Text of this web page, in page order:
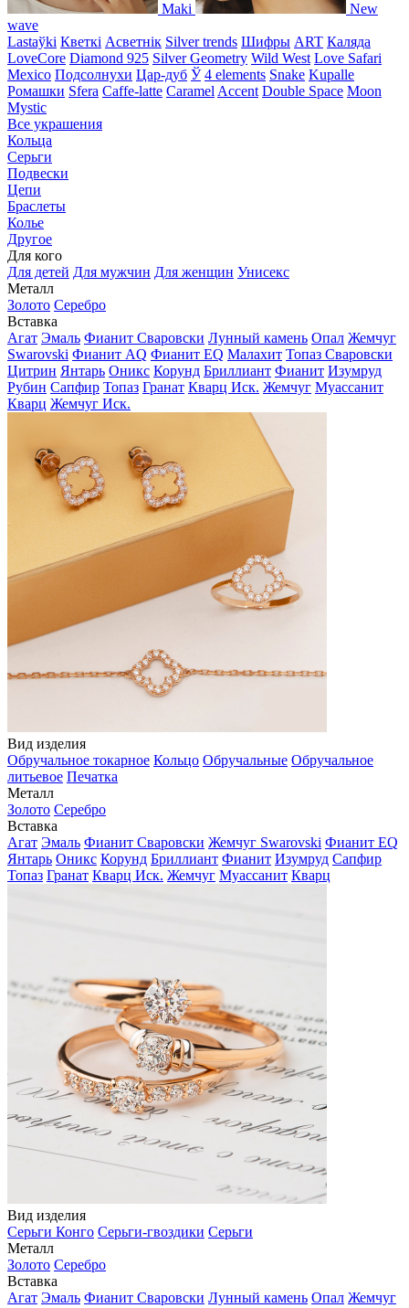
Maki
New
wave
Lastaўki Кветкі Асветнiк Silver trends Шифры ART Каляда
LoveCore Diamond 925 Silver Geometry Wild West Love Safari
Mexico Подсолнухи Цар-дуб Ў 4 elements Snake Kupalle
Ромашки Sfera Caffe-latte Caramel Accent Double Space Moon
Mystic
Все украшения
Кольца
Серьги
Подвески
Цепи
Браслеты
Колье
Другое
Для кого
Для детей Для мужчин Для женщин Унисекс
Металл
Золото Серебро
Вставка
Агат Эмаль Фианит Сваровски Лунный камень Опал Жемчуг
Swarovski Фианит AQ Фианит EQ Малахит Топаз Сваровски
Цитрин Янтарь Оникс Корунд Бриллиант Фианит Изумруд
Рубин Сапфир Топаз Гранат Кварц Иск. Жемчуг Муассанит
Кварц Жемчуг Иск.
Вид изделия
Обручальное токарное Кольцо Обручальные Обручальное
литьевое Печатка
Металл
Золото Серебро
Вставка
Агат Эмаль Фианит Сваровски Жемчуг Swarovski Фианит EQ
Янтарь Оникс Корунд Бриллиант Фианит Изумруд Сапфир
Топаз Гранат Кварц Иск. Жемчуг Муассанит Кварц
Вид изделия
Серьги Конго Серьги-гвоздики Серьги
Металл
Золото Серебро
Вставка
Агат Эмаль Фианит Сваровски Лунный камень Опал Жемчуг